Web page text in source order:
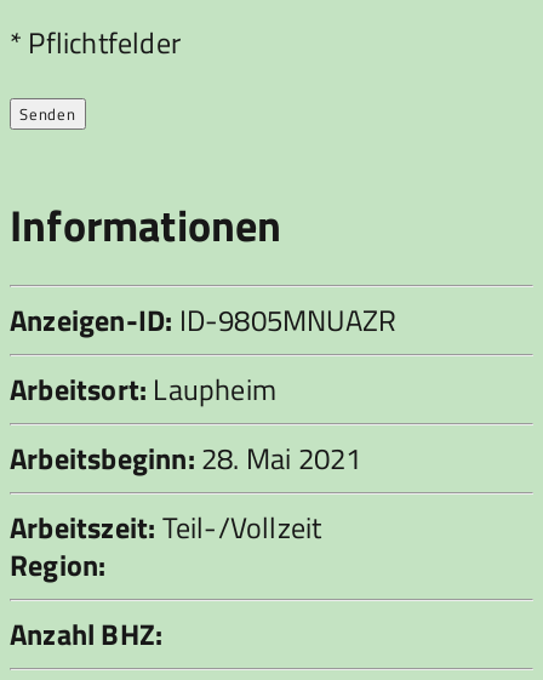
Bitte lasse dieses Feld leer.
* Pflichtfelder
Informationen
Anzeigen-ID: ID-9805MNUAZR
Arbeitsort: Laupheim
Arbeitsbeginn:28. Mai 2021
Arbeitszeit:Teil-/Vollzeit
Region:
Anzahl BHZ: